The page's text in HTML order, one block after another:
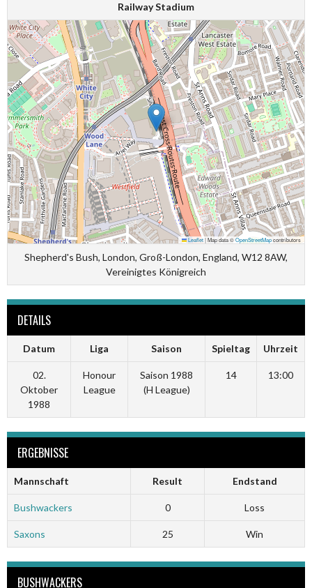
Railway Stadium
Leaflet|Map data ©OpenStreetMapcontributors
Shepherd's Bush, London, Groß-London, England, W12 8AW,
Vereinigtes Königreich
DETAILS
Datum Liga Saison Spieltag Uhrzeit
02.
Oktober
1988
Honour
League
Saison 1988
(H League)
14 13:00
ERGEBNISSE
Mannschaft Result Endstand
Bushwackers 0 Loss
Saxons 25 Win
BUSHWACKERS